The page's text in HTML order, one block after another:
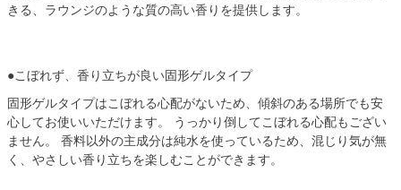
きる、ラウンジのような質の高い香りを提供します。
●こぼれず、香り立ちが良い固形ゲルタイプ
固形ゲルタイプはこぼれる心配がないため、傾斜のある場所でも安
心してお使いいただけます。 うっかり倒してこぼれる心配もござい
ません。 香料以外の主成分は純水を使っているため、混じり気が無
く、やさしい香り立ちを楽しむことができます。